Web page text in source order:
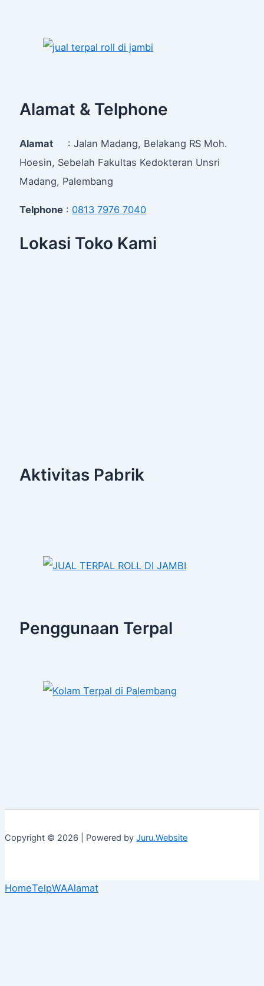
Alamat & Telphone
Alamat : Jalan Madang, Belakang RS Moh.
Hoesin, Sebelah Fakultas Kedokteran Unsri
Madang, Palembang
Telphone : 0813 7976 7040
Lokasi Toko Kami
Aktivitas Pabrik
Penggunaan Terpal
Copyright © 2026 | Powered by Juru.Website
HomeTelpWAAlamat